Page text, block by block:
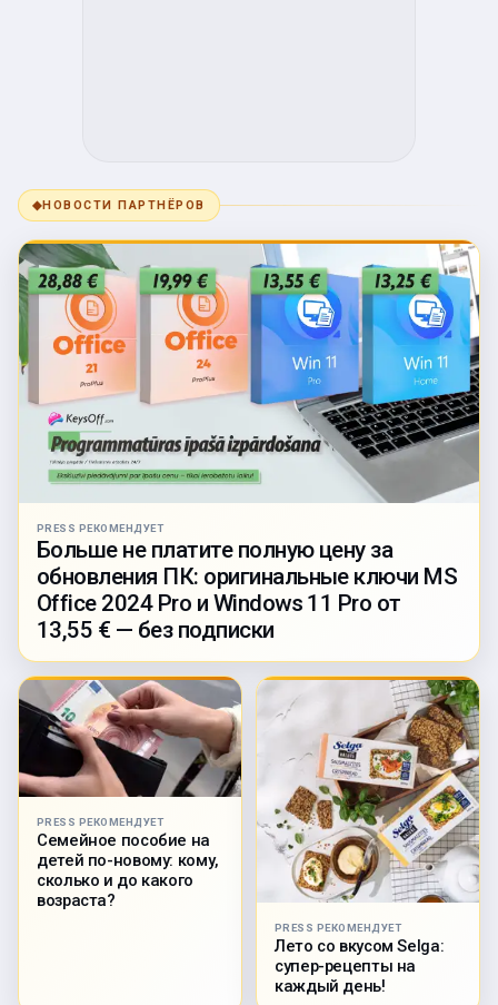
◆НОВОСТИ ПАРТНЁРОВ
PRESS РЕКОМЕНДУЕТ
Больше не платите полную цену за
обновления ПК: оригинальные ключи MS
Office 2024 Pro и Windows 11 Pro от
13,55 € — без подписки
PRESS РЕКОМЕНДУЕТ
Семейное пособие на
детей по-новому: кому,
сколько и до какого
возраста?
PRESS РЕКОМЕНДУЕТ
Лето со вкусом Selga:
супер-рецепты на
каждый день!